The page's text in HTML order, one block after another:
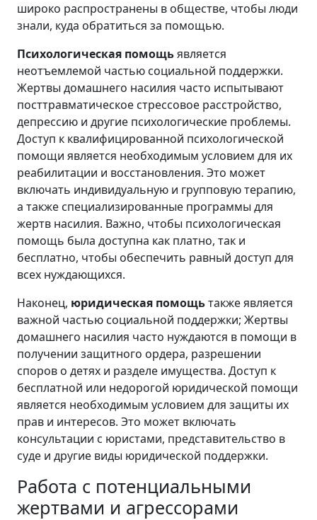
широко распространены в обществе, чтобы люди
знали, куда обратиться за помощью.
Психологическая помощьявляется
неотъемлемой частью социальной поддержки.
Жертвы домашнего насилия часто испытывают
посттравматическое стрессовое расстройство,
депрессию и другие психологические проблемы.
Доступ к квалифицированной психологической
помощи является необходимым условием для их
реабилитации и восстановления. Это может
включать индивидуальную и групповую терапию,
а также специализированные программы для
жертв насилия. Важно, чтобы психологическая
помощь была доступна как платно, так и
бесплатно, чтобы обеспечить равный доступ для
всех нуждающихся.
Наконец, юридическая помощьтакже является
важной частью социальной поддержки; Жертвы
домашнего насилия часто нуждаются в помощи в
получении защитного ордера, разрешении
споров о детях и разделе имущества. Доступ к
бесплатной или недорогой юридической помощи
является необходимым условием для защиты их
прав и интересов. Это может включать
консультации с юристами, представительство в
суде и другие виды юридической поддержки.
Работа с потенциальными
жертвами и агрессорами